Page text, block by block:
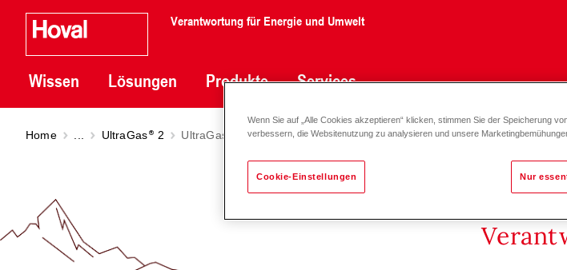
Verantwortung für Energie und Umwelt
Wissen Lösungen Produkte Services
Home UltraGas 2 UltraGas 2 (125-500)
Wenn Sie auf „Alle Cookies akzeptieren“ klicken, stimmen Sie der Speicherung
verbessern, die Websitenutzung zu analysieren und unsere
Cookie-Einstellungen Nur